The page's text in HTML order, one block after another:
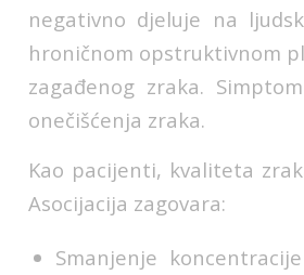
negativno djeluje na
hroničnom opstruktivnom
zagađenog zraka.
onečišćenja zraka.
Kao pacijenti, kvaliteta
Asocijacija zagovara:
Smanjenje